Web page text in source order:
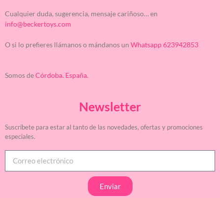
Cualquier duda, sugerencia, mensaje cariñoso… en
info@beckertoys.com
O si lo prefieres llámanos o mándanos un Whatsapp 623942853
Somos deCórdoba. España.
Newsletter
Suscríbete para estar al tanto de las novedades, ofertas y promociones
especiales.
Enviar